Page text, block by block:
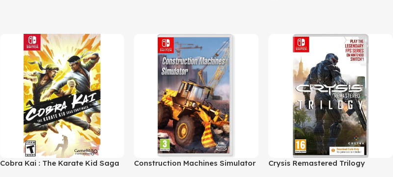
Cobra Kai : The Karate Kid Saga
Construction Machines Simulator
Crysis Remastered Trilogy